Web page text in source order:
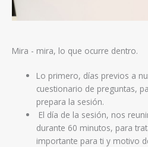
Mira - mira, lo que ocurre dentro.
Lo primero, días previos a
cuestionario de preguntas,
prepara la sesión.
El día de la sesión, nos
durante 60 minutos, para
importante para ti y motivo